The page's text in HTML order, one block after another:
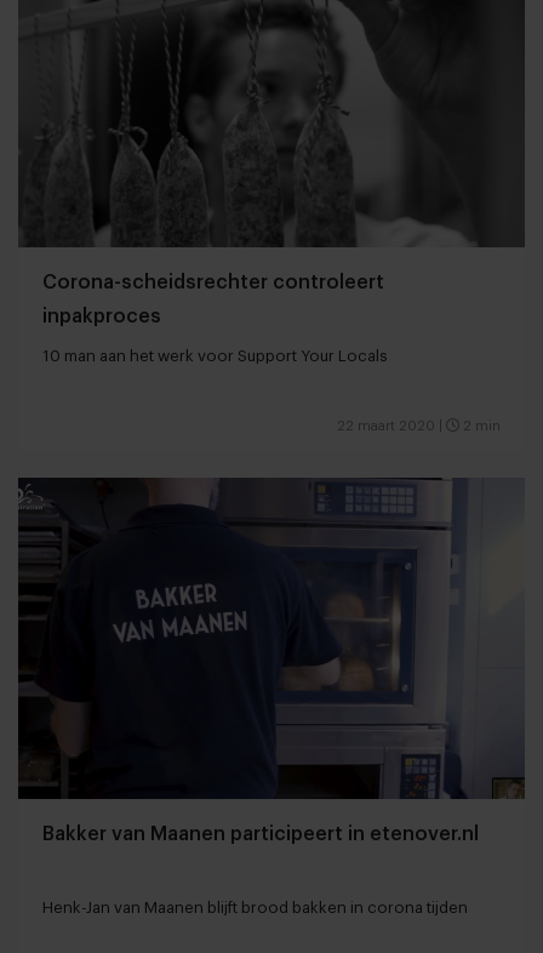
Corona-scheidsrechter controleert
inpakproces
10 man aan het werk voor Support Your Locals
22 maart 2020 2 min
Bakker van Maanen participeert in etenover.nl
Henk-Jan van Maanen blijft brood bakken in corona tijden